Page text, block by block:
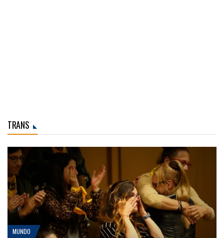
TRANS
MUNDO